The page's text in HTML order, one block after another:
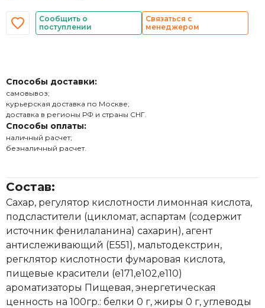
Сообщить о
поступлении
Связаться с
менеджером
Способы доставки:
самовывоз;
курьерская доставка по Москве;
доставка в регионы РФ и страны СНГ.
Способы оплаты:
наличный расчет;
безналичный расчет.
Состав:
Сахар, регулятор кислотности лимонная кислота,
подсластители (цикломат, аспартам (содержит
источник фенилаланина) сахарин), агент
антислеживающий (Е551), мальтодекстрин,
регклятор кислотности фумаровая кислота,
пищевые красители (е171,е102,е110)
ароматизаторы Пищевая, энергетическая
ценность на 100гр.: белки 0 г, жиры 0 г, углеводы